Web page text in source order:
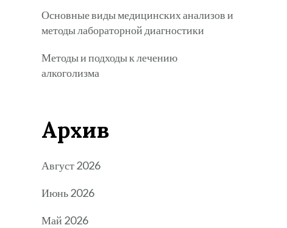
Основные виды медицинских анализов и
методы лабораторной диагностики
Методы и подходы к лечению
алкоголизма
Архив
Август 2026
Июнь 2026
Май 2026